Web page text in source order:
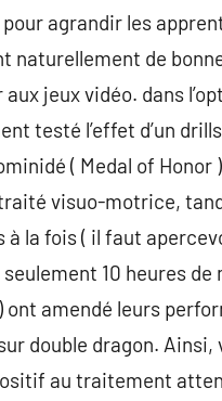
pour agrandir les
naturellement de
aux jeux vidéo. dans
testé l’effet d’un
( Medal of
visuo-motrice,
la fois ( il faut
10 heures
amendé leurs
double dragon.
au traitement